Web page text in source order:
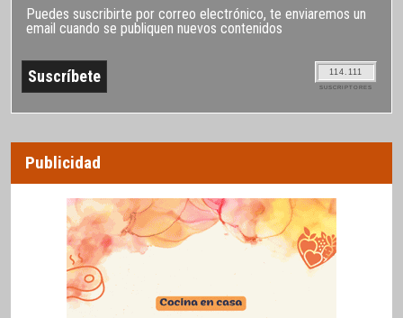
Puedes suscribirte por correo electrónico, te enviaremos un
email cuando se publiquen nuevos contenidos
114.111
SUSCRIPTORES
Publicidad